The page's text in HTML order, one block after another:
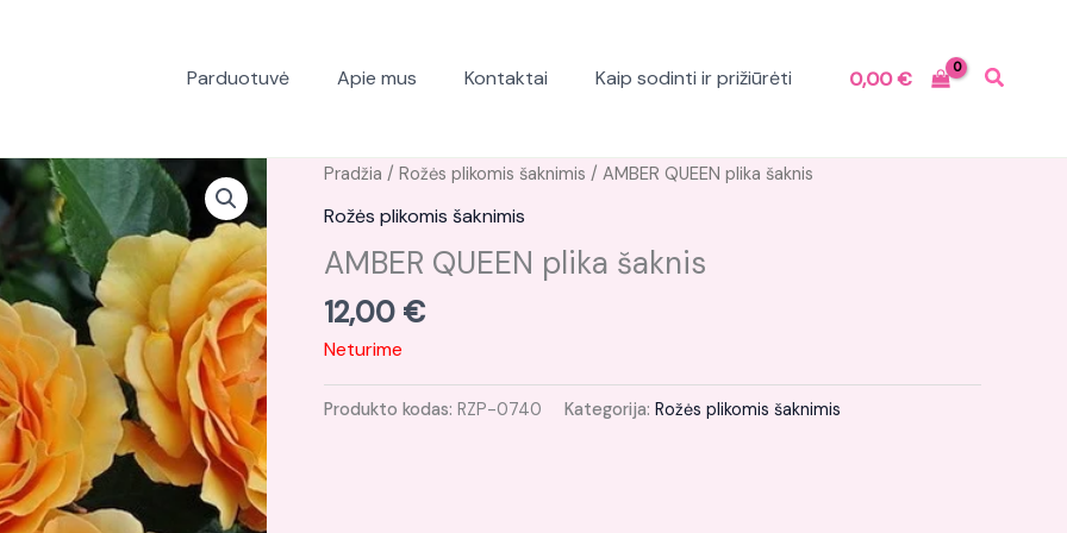
Parduotuvė Apie mus Kontaktai Kaip sodinti ir prižiūrėti 0,00€
Pradžia / Rožės plikomis šaknimis / AMBER QUEEN plika šaknis
Rožės plikomis šaknimis
AMBER QUEEN plika šaknis
12,00 €
Neturime
Produkto kodas: RZP-0740 Kategorija: Rožės plikomis šaknimis